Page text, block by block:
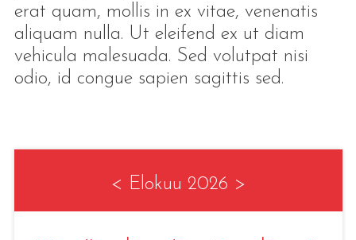
erat quam, mollis in ex vitae, venenatis
aliquam nulla. Ut eleifend ex ut diam
vehicula malesuada. Sed volutpat nisi
odio, id congue sapien sagittis sed.
< Elokuu 2026 >